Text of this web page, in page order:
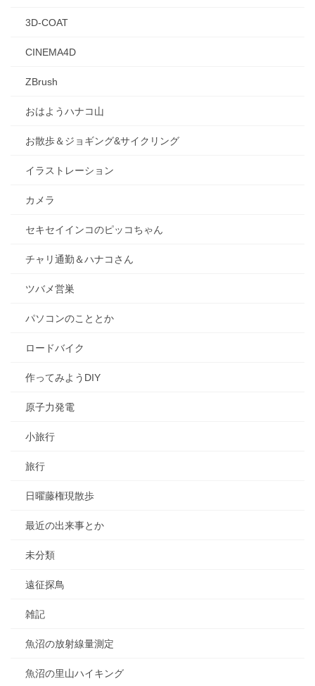
3D-COAT
CINEMA4D
ZBrush
おはようハナコ山
お散歩＆ジョギング&サイクリング
イラストレーション
カメラ
セキセイインコのピッコちゃん
チャリ通勤＆ハナコさん
ツバメ営巣
パソコンのこととか
ロードバイク
作ってみようDIY
原子力発電
小旅行
旅行
日曜藤権現散歩
最近の出来事とか
未分類
遠征探鳥
雑記
魚沼の放射線量測定
魚沼の里山ハイキング